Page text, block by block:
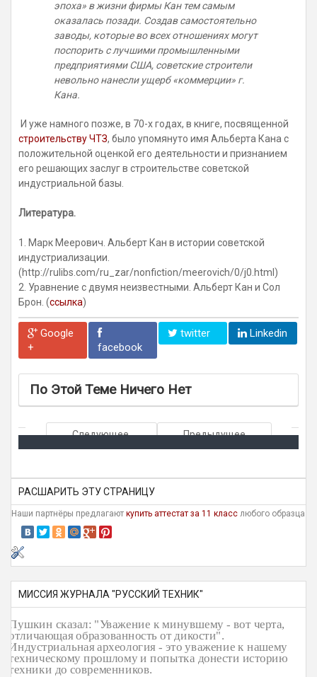
эпоха» в жизни фирмы Кан тем самым
оказалась позади. Создав самостоятельно
заводы, которые во всех отношениях могут
поспорить с лучшими промышленными
предприятиями США, советские строители
невольно нанесли ущерб «коммерции» г.
Кана.
И уже намного позже, в 70-х годах, в книге, посвященной
строительству ЧТЗ, было упомянуто имя Альберта Кана с
положительной оценкой его деятельности и признанием
его решающих заслуг в строительстве советской
индустриальной базы.
Литература.
1. Марк Меерович. Альберт Кан в истории советской
индустриализации.
(http://rulibs.com/ru_zar/nonfiction/meerovich/0/j0.html)
2. Уравнение с двумя неизвестными. Альберт Кан и Сол
Брон. (ссылка)
Google
+
facebook
twitter Linkedin
По Этой Теме Ничего Нет
Следующее Предыдущее
РАСШАРИТЬ ЭТУ СТРАНИЦУ
Наши партнёры предлагают купить аттестат за 11 класс любого образца
МИССИЯ ЖУРНАЛА "РУССКИЙ ТЕХНИК"
Пушкин сказал: "Уважение к минувшему - вот черта,
отличающая образованность от дикости".
Индустриальная археология - это уважение к нашему
техническому прошлому и попытка донести историю
техники до современников.